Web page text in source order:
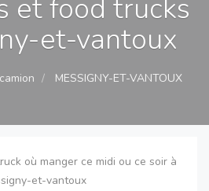
et food trucks
et-vantoux
MESSIGNY-ET-VANTOUX
où manger ce midi ou ce soir à
et-vantoux